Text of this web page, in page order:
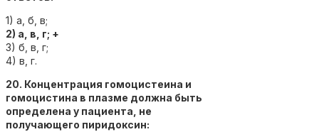
1) а, б, в;
2) а, в, г; +
3) б, в, г;
4) в, г.
20. Концентрация гомоцистеина и
гомоцистина в плазме должна быть
определена у пациента, не
получающего пиридоксин: